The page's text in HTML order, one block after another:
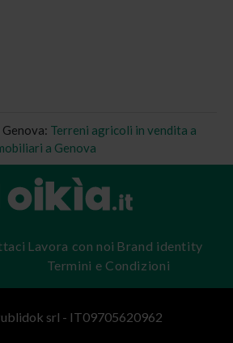
Terreni agricoli in vendita a
a Genova
Lavora con noi Brand identity
Termini e Condizioni
srl - IT09705620962